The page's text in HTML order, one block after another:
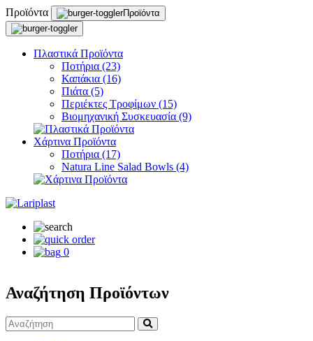
Προϊόντα Προϊόντα
Πλαστικά Προϊόντα
Ποτήρια (23)
Καπάκια (16)
Πιάτα (5)
Περιέκτες Τροφίμων (15)
Βιομηχανική Συσκευασία (9)
Χάρτινα Προϊόντα
Ποτήρια (17)
Natura Line Salad Bowls (4)
0
Αναζήτηση Προϊόντων